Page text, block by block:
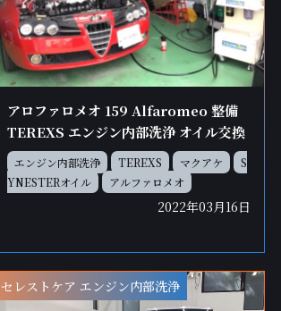
アロファロメオ 159 Alfaromeo 整備
TEREXS エンジン内部洗浄 オイル交換
エンジン内部洗浄 TEREXS マクアケ
S
YNESTERオイル
アルファロメオ
2022年03月16日
セレストケア エンジン内部洗浄